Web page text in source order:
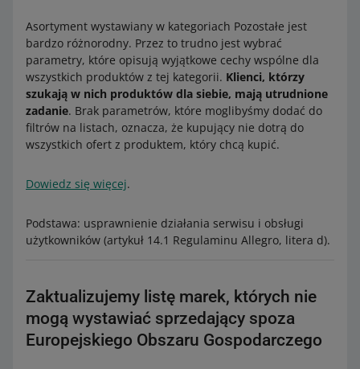
Asortyment wystawiany w kategoriach Pozostałe jest
bardzo różnorodny. Przez to trudno jest wybrać
parametry, które opisują wyjątkowe cechy wspólne dla
wszystkich produktów z tej kategorii. Klienci, którzy
szukają w nich produktów dla siebie, mają utrudnione
zadanie. Brak parametrów, które moglibyśmy dodać do
filtrów na listach, oznacza, że kupujący nie dotrą do
wszystkich ofert z produktem, który chcą kupić.
Dowiedz się więcej.
Podstawa: usprawnienie działania serwisu i obsługi
użytkowników (artykuł 14.1 Regulaminu Allegro, litera d).
Zaktualizujemy listę marek, których nie
mogą wystawiać sprzedający spoza
Europejskiego Obszaru Gospodarczego